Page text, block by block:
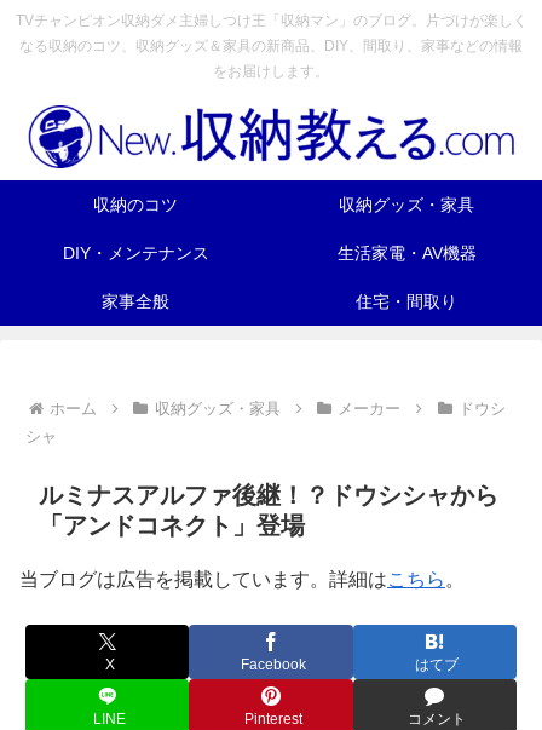
TVチャンピオン収納ダメ主婦しつけ王「収納マン」のブログ。片づけが楽しく
なる収納のコツ、収納グッズ＆家具の新商品、DIY、間取り、家事などの情報
をお届けします。
収納のコツ 収納グッズ・家具
DIY・メンテナンス 生活家電・AV機器
家事全般 住宅・間取り
ホーム 収納グッズ・家具 メーカー
ドウシ
シャ
ルミナスアルファ後継！？ドウシシャから
「アンドコネクト」登場
当ブログは広告を掲載しています。詳細はこちら 。
X Facebook はてブ
LINE Pinterest コメント